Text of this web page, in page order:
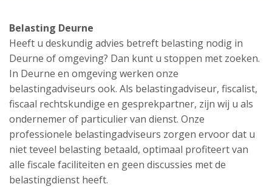
Belasting Deurne
Heeft u deskundig advies betreft belasting nodig in
Deurne of omgeving? Dan kunt u stoppen met zoeken.
In Deurne en omgeving werken onze
belastingadviseurs ook. Als belastingadviseur, fiscalist,
fiscaal rechtskundige en gesprekpartner, zijn wij u als
ondernemer of particulier van dienst. Onze
professionele belastingadviseurs zorgen ervoor dat u
niet teveel belasting betaald, optimaal profiteert van
alle fiscale faciliteiten en geen discussies met de
belastingdienst heeft.